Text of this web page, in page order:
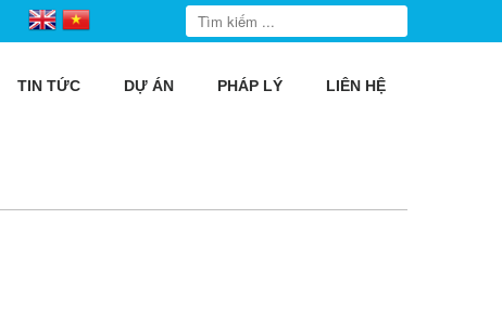
TIN TỨC DỰ ÁN PHÁP LÝ LIÊN HỆ